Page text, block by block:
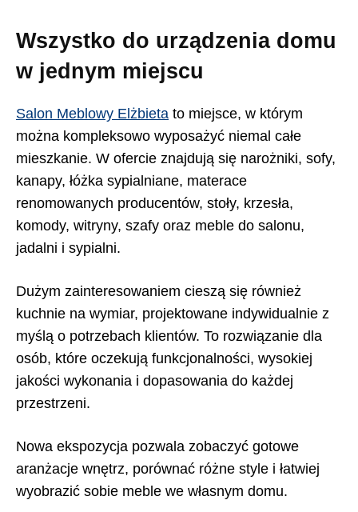
Wszystko do urządzenia domu
w jednym miejscu
Salon Meblowy Elżbieta to miejsce, w którym
można kompleksowo wyposażyć niemal całe
mieszkanie. W ofercie znajdują się narożniki, sofy,
kanapy, łóżka sypialniane, materace
renomowanych producentów, stoły, krzesła,
komody, witryny, szafy oraz meble do salonu,
jadalni i sypialni.
Dużym zainteresowaniem cieszą się również
kuchnie na wymiar, projektowane indywidualnie z
myślą o potrzebach klientów. To rozwiązanie dla
osób, które oczekują funkcjonalności, wysokiej
jakości wykonania i dopasowania do każdej
przestrzeni.
Nowa ekspozycja pozwala zobaczyć gotowe
aranżacje wnętrz, porównać różne style i łatwiej
wyobrazić sobie meble we własnym domu.